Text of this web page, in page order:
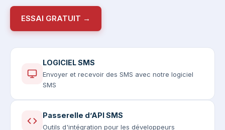
ESSAI GRATUIT →
LOGICIEL SMS
Envoyer et recevoir des SMS avec notre logiciel
SMS
Passerelle d’API SMS
Outils d'intégration pour les développeurs